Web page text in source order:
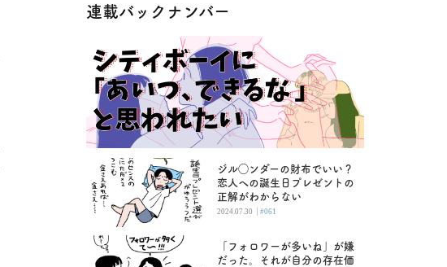
連載バックナンバー
ジル◯ンダーの財布でいい？
恋人への誕生日プレゼントの
正解がわからない
2024.07.30 | #061
「フォロワーが多いね」が嫌
だった。それが自分の存在価